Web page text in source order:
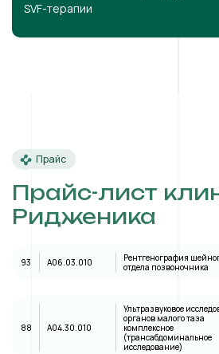
SVF-терапии
Прайс
Прайс-лист
Ридженика
93 A06.03.010
Рентгенография
отдела позвоночника
88 А04.30.010
Ультразвуковое
органов малого таза
комплексное
(трансабдоминальное
исследование)